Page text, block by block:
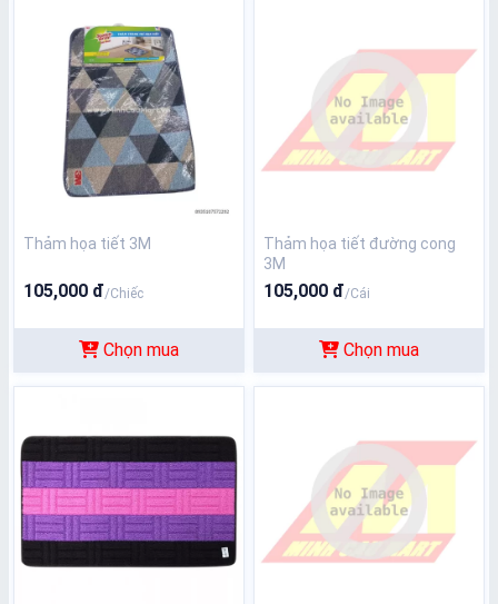
Thảm họa tiết 3M
105,000 đ/Chiếc
Chọn mua
Thảm họa tiết đường cong
3M
105,000 đ/Cái
Chọn mua